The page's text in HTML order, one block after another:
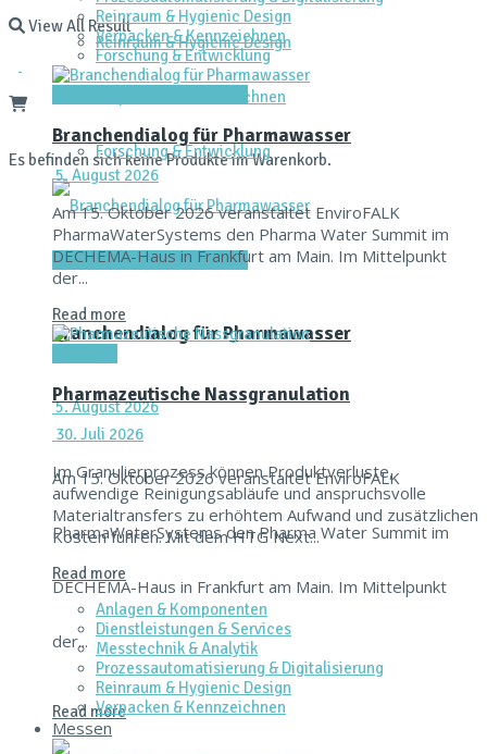
View All Result
Es befinden sich keine Produkte im Warenkorb.
Reinraum & Hygienic Design
Verpacken & Kennzeichnen
Forschung & Entwicklung
Dienstleistungen & Services
Branchendialog für Pharmawasser
5. August 2026
Am 15. Oktober 2026 veranstaltet EnviroFALK
PharmaWaterSystems den Pharma Water Summit im
DECHEMA-Haus in Frankfurt am Main. Im Mittelpunkt
der...
Read more
Reinraum & Hygienic Design
Verpacken & Kennzeichnen
Forschung & Entwicklung
Branchendialog für Pharmawasser
5. August 2026
Am 15. Oktober 2026 veranstaltet EnviroFALK
PharmaWaterSystems den Pharma Water Summit im
DECHEMA-Haus in Frankfurt am Main. Im Mittelpunkt
der...
Read more
Pharmazeutische Nassgranulation
30. Juli 2026
Im Granulierprozess können Produktverluste,
aufwendige Reinigungsabläufe und anspruchsvolle
Materialtransfers zu erhöhtem Aufwand und zusätzlichen
Kosten führen. Mit dem HTG Next...
Read more
Anlagen & Komponenten
Dienstleistungen & Services
Messtechnik & Analytik
Prozessautomatisierung & Digitalisierung
Reinraum & Hygienic Design
Verpacken & Kennzeichnen
Messen